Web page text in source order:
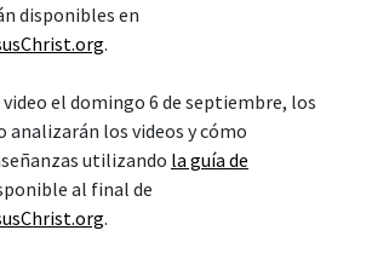
disponibles en
.
video el domingo 6 de septiembre, los
analizarán los videos y cómo
utilizando la guía de
al final de
.